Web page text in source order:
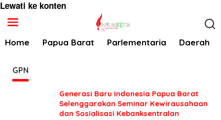
Lewati ke konten
Home Papua Barat Parlementaria Daerah
GPN
Generasi Baru Indonesia Papua Barat
Selenggarakan Seminar Kewirausahaan
dan Sosialisasi Kebanksentralan